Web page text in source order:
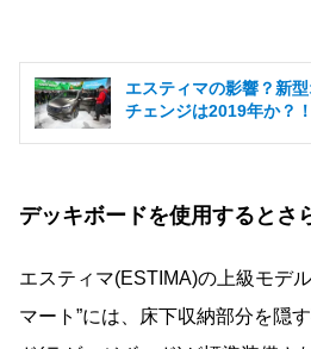
エスティマの影響？新
チェンジは2019年か？！
デッキボードを使用するとさ
エスティマ(ESTIMA)の上級モデ
マート”には、床下収納部分を隠